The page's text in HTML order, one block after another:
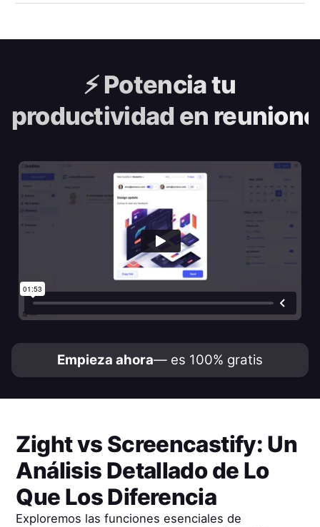
⚡️Potencia tu
productividad en
Empieza ahora— es 100% gratis
Zightvs Screencastify: Un
Análisis Detallado de Lo
Que Los Diferencia
Exploremos las funciones esenciales de